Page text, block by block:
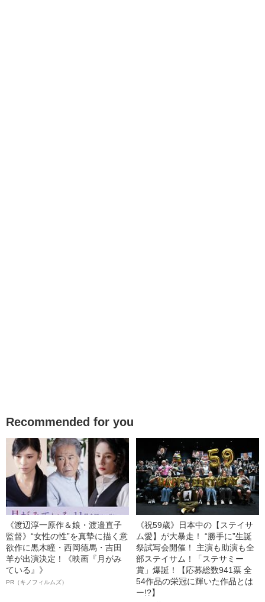
Recommended for you
《渡辺淳一原作＆娘・渡邉直子
監督》“女性の性”を真摯に描く意
欲作に黒木瞳・西岡德馬・吉田
羊が出演決定！《映画『月がみ
ている』》
PR（キノフィルムズ）
《祝59歳》日本中の【ステイサ
ム愛】が大暴走！ “勝手に”生誕
祭試写会開催！ 主演も助演も全
部ステイサム！「ステサミー
賞」爆誕！【応募総数941票 全
54作品の栄冠に輝いた作品とは
ー!?】